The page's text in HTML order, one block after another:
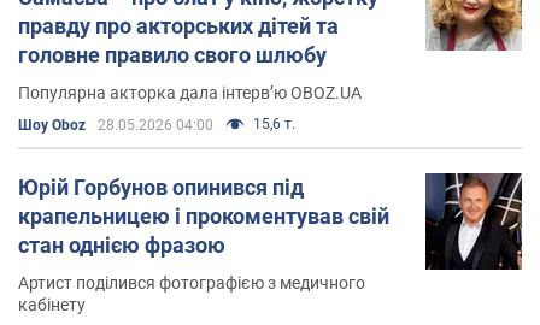
правду про акторських дітей та
головне правило свого шлюбу
Популярна акторка дала інтерв’ю OBOZ.UA
Шоу Oboz 28.05.2026 04:00 15,6 т.
Юрій Горбунов опинився під
крапельницею і прокоментував свій
стан однією фразою
Артист поділився фотографією з медичного
кабінету